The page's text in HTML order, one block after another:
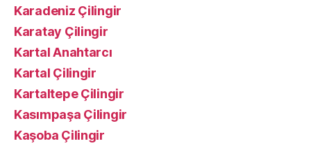
Karadeniz Çilingir
Karatay Çilingir
Kartal Anahtarcı
Kartal Çilingir
Kartaltepe Çilingir
Kasımpaşa Çilingir
Kaşoba Çilingir